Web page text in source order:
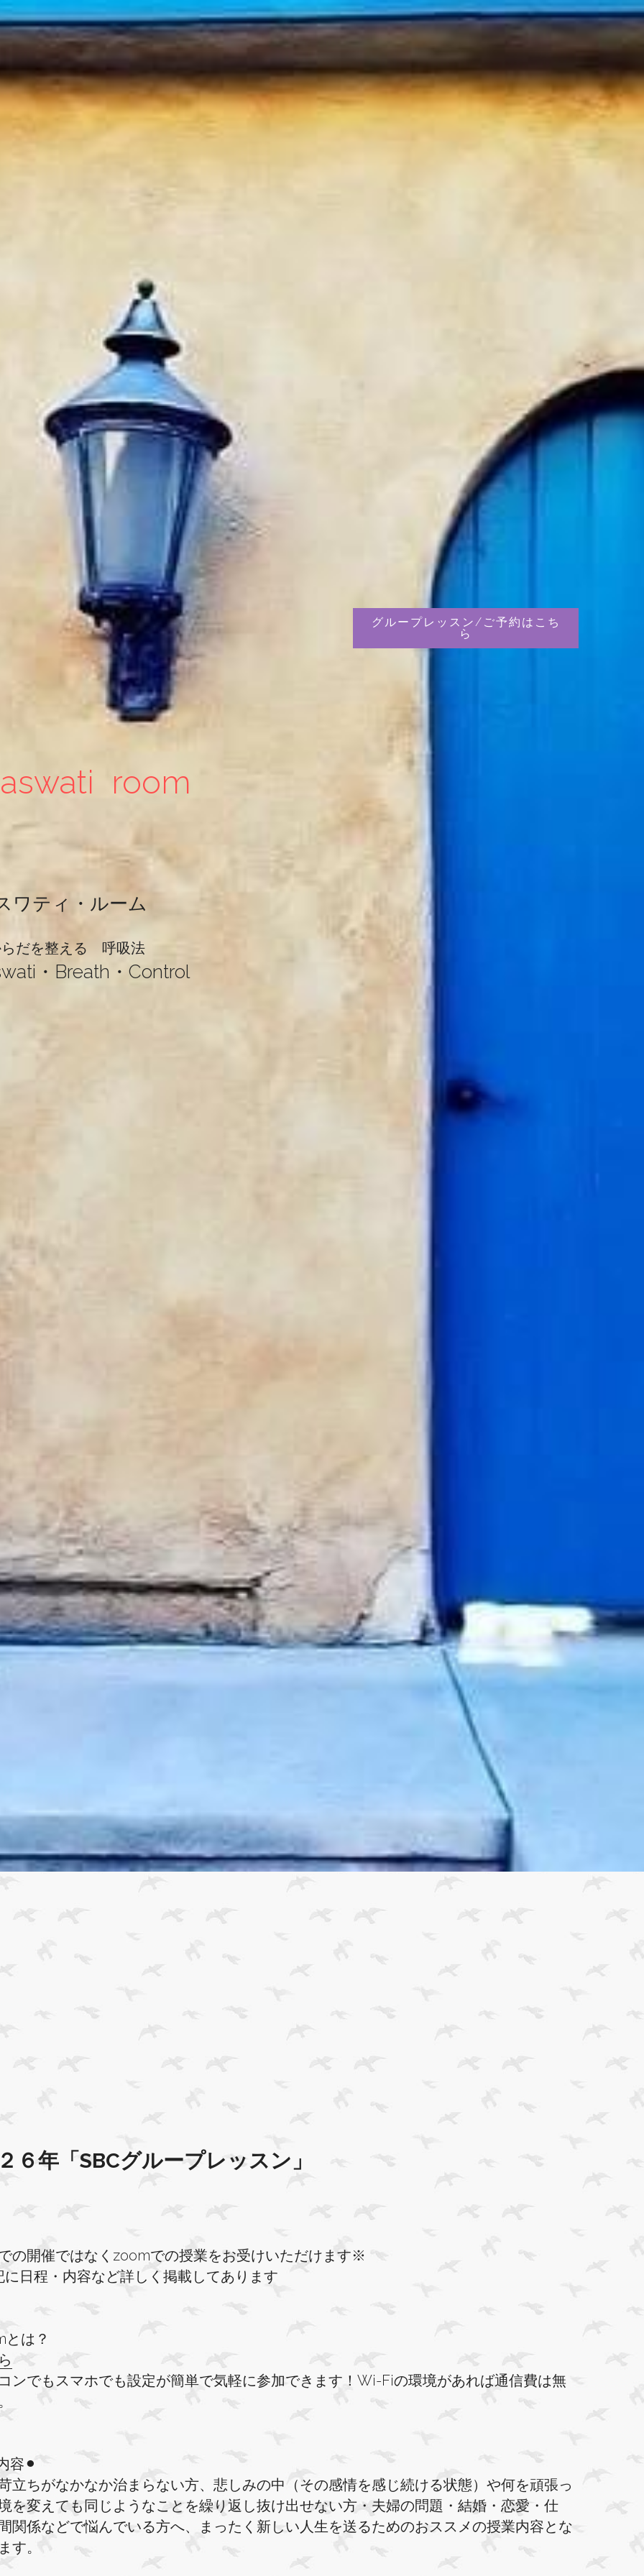
room
ワティ・ルーム
だを整える　呼吸法
・Breath・Control
グループレッスン/ご予約はこち
ら
６年「SBCグループレッスン」
の開催ではなくzoomでの授業をお受けいただけます※
日程・内容など詳しく掲載してあります
は？
ンでもスマホでも設定が簡単で気軽に参加できます！Wi-Fiの環境があれば通信費は無
容⚫︎
立ちがなかなか治まらない方、悲しみの中（その感情を感じ続ける状態）や何を頑張っ
を変えても同じようなことを繰り返し抜け出せない方・夫婦の問題・結婚・恋愛・仕
関係などで悩んでいる方へ、まったく新しい人生を送るためのおススメの授業内容とな
す。